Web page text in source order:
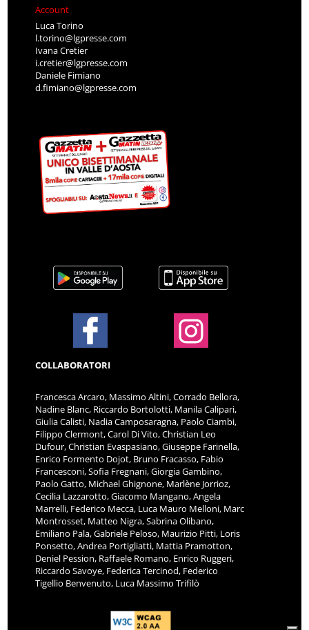
Account
Luca Torino
l.torino@lgpresse.com
Ivana Cretier
i.cretier@lgpresse.com
Daniele Fimiano
d.fimiano@lgpresse.com
COLLABORATORI
Francesca Arcaro, Massimo Altini, Corrado Bellora,
Nadine Blanc, Riccardo Bortolotti, Manila Calipari,
Giulia Calisti, Nadia Camposaragna, Paolo Ciambi,
Filippo Clermont, Carol Di Vito, Christian Leo
Dufour, Christian Evaspasiano, Giuseppe Farinella,
Enrico Formento Dojot, Bruno Fracasso, Fabio
Francesconi, Sofia Fregnani, Giorgia Gambino,
Paolo Gatto, Michael Ghignone, Marlène Jorrioz,
Cecilia Lazzarotto, Giacomo Mangano, Angela
Marrelli, Federico Mecca, Luca Mauro Melloni, Marc
Montrosset, Matteo Nigra, Sabrina Olibano,
Emiliano Pala, Gabriele Peloso, Maurizio Pitti, Loris
Ponsetto, Andrea Portigliatti, Mattia Pramotton,
Deniel Pession, Raffaele Romano, Enrico Ruggeri,
Riccardo Savoye, Federica Tercinod, Federico
Tigellio Benvenuto, Luca Massimo Trifilò